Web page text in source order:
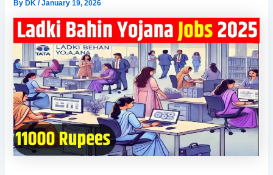
By DK/January 19, 2026